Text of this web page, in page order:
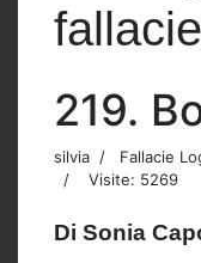
219.
silvia Fallacie
Visite: 5269
Di Sonia